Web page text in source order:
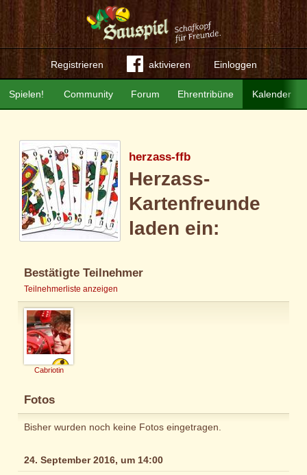
Registrieren aktivieren Einloggen
Community Forum Ehrentribüne Kalender
Spielen!
herzass-ffb
Herzass-
Kartenfreunde
laden ein:
Bestätigte Teilnehmer
Teilnehmerliste anzeigen
Cabriotin
Fotos
Bisher wurden noch keine Fotos eingetragen.
24. September 2016, um 14:00